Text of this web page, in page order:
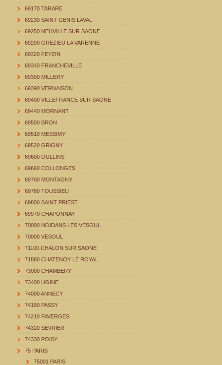
69170 TARARE
69230 SAINT GENIS LAVAL
69250 NEUVILLE SUR SAONE
69290 GREZIEU LA VARENNE
69320 FEYZIN
69340 FRANCHEVILLE
69390 MILLERY
69390 VERNAISON
69400 VILLEFRANCE SUR SAONE
69440 MORNANT
69500 BRON
69510 MESSIMY
69520 GRIGNY
69600 OULLINS
69660 COLLONGES
69700 MONTAGNY
69780 TOUSSIEU
69800 SAINT PRIEST
69970 CHAPONNAY
70000 NOIDANS LES VESOUL
70000 VESOUL
71100 CHALON SUR SAONE
71880 CHATENOY LE ROYAL
73000 CHAMBERY
73400 UGINE
74000 ANNECY
74190 PASSY
74210 FAVERGES
74320 SEVRIER
74330 POISY
75 PARIS
75001 PARIS